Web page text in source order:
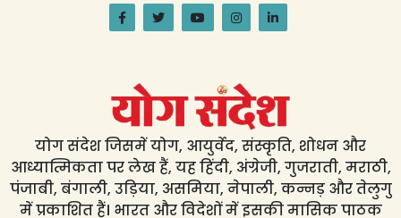
योग संदेश जिसमें योग, आयुर्वेद, संस्कृति, शोधन और
आध्यात्मिकता पर लेख हैं, यह हिंदी, अंग्रेजी, गुजराती, मराठी,
पंजाबी, बंगाली, उड़िया, असमिया, नेपाली, कन्नड़ और तेलुगु
में प्रकाशित हैं। भारत और विदेशों में इसकी मासिक पाठक